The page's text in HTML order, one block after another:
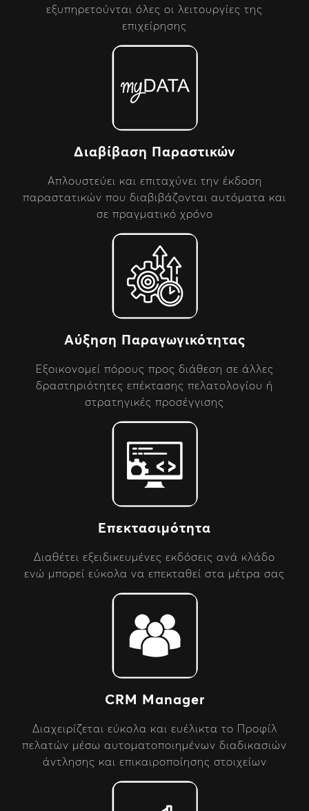
εξυπηρετούνται όλες οι λειτουργίες της
επιχείρησης
Διαβίβαση Παραστικών
Απλουστεύει και επιταχύνει την έκδοση
παραστατικών που διαβιβάζονται αυτόματα και
σε πραγματικό χρόνο
Αύξηση Παραγωγικότητας
Εξοικονομεί πόρους προς διάθεση σε άλλες
δραστηριότητες επέκτασης πελατολογίου ή
στρατηγικές προσέγγισης
Επεκτασιμότητα
Διαθέτει εξειδικευμένες εκδόσεις ανά κλάδο
ενώ μπορεί εύκολα να επεκταθεί στα μέτρα σας
CRM Manager
Διαχειρίζεται εύκολα και ευέλικτα το Προφίλ
πελατών μέσω αυτοματοποιημένων διαδικασιών
άντλησης και επικαιροποίησης στοιχείων